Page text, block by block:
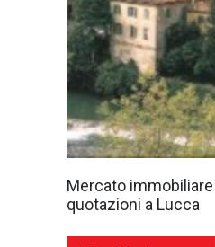
Mercato
quotazioni a Lucca